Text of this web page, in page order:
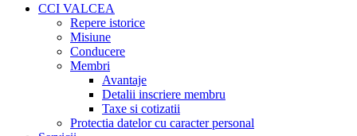
CCI VALCEA
Repere istorice
Misiune
Conducere
Membri
Avantaje
Detalii inscriere membru
Taxe si cotizatii
Protectia datelor cu caracter personal